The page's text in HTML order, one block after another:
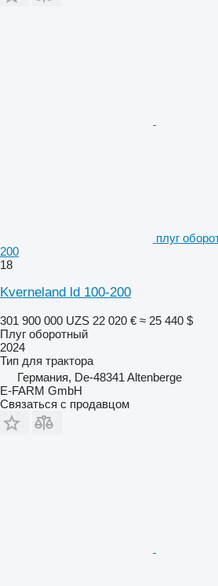
плуг
200
18
Kverneland ld 100-200
301 900 000 UZS 22 020 € ≈ 25 440 $
Плуг оборотный
2024
Тип для трактора
Германия, De-48341 Altenberge
E-FARM GmbH
Связаться с продавцом